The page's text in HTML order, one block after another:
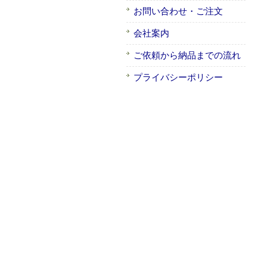
お問い合わせ・ご注文
会社案内
ご依頼から納品までの流れ
プライバシーポリシー